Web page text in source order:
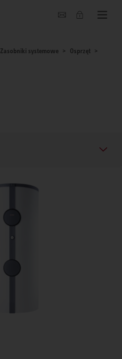
Zasobniki systemowe
Osprzęt